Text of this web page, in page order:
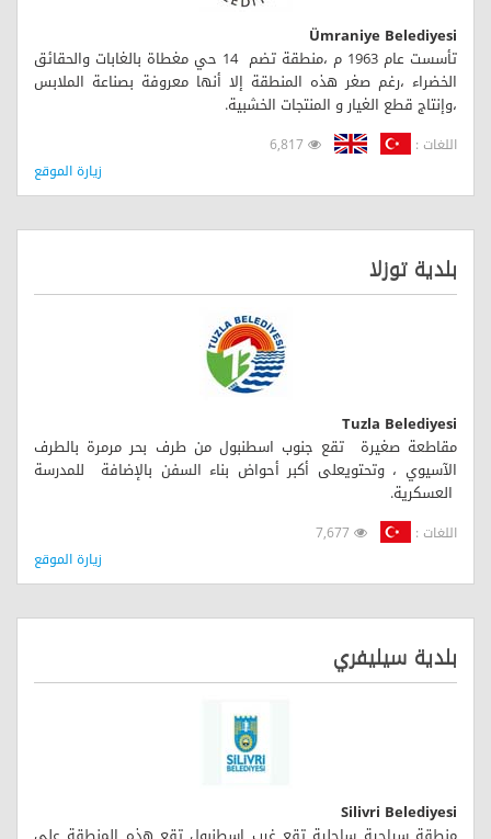
Ümraniye Belediyesi
تأسست عام 1963 م ،منطقة تضم 14 حي مغطاة بالغابات والحقائق
الخضراء ،رغم صغر هذه المنطقة إلا أنها معروفة بصناعة الملابس
،وإنتاج قطع الغيار و المنتجات الخشبية.
اللغات :
زيارة الموقع
بلدية توزلا
Tuzla Belediyesi
مقاطعة صغيرة تقع جنوب اسطنبول من طرف بحر مرمرة بالطرف
الآسيوي ، وتحتويعلى أكبر أحواض بناء السفن بالإضافة للمدرسة
العسكرية.
اللغات :
زيارة الموقع
بلدية سيليفري
Silivri Belediyesi